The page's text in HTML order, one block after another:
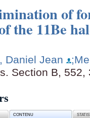
of
the 11Be
Daniel Jean
Section B, 552,
CONTENU